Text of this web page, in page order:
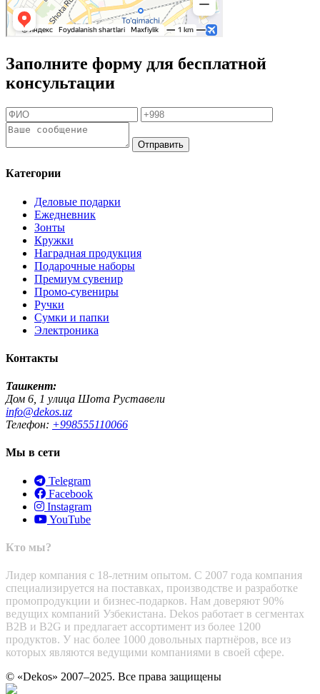
Заполните форму для бесплатной
консультации
Отправить
Категории
Деловые подарки
Ежедневник
Зонты
Кружки
Наградная продукция
Подарочные наборы
Премиум сувенир
Промо-сувениры
Ручки
Сумки и папки
Электроника
Контакты
Ташкент:
Дом 6, 1 улица Шота Руставели
info@dekos.uz
Телефон: +998555110066
Мы в сети
Telegram
Facebook
Instagram
YouTube
Кто мы?
Лидер компания с 18-летним опытом. С 2007 года компания
специализируется на поставках, производстве и разработке
промопродукции и бизнес-подарков. Нам доверяют 90%
ведущих компаний Узбекистана. Dekos работает в сегментах
B2B и B2G и предлагает ассортимент из более 1200
продуктов. У нас более 1000 довольных партнёров, все из
которых являются ведущими компаниями в своей сфере.
© «Dekos» 2007–2025. Все права защищены